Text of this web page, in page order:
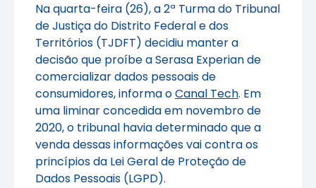
Na quarta-feira (26), a 2ª Turma do Tribunal
de Justiça do Distrito Federal e dos
Territórios (TJDFT) decidiu manter a
decisão que proíbe a Serasa Experian de
comercializar dados pessoais de
consumidores, informa oCanal Tech. Em
uma liminar concedida em novembro de
2020, o tribunal havia determinado que a
venda dessas informações vai contra os
princípios da Lei Geral de Proteção de
Dados Pessoais (LGPD).